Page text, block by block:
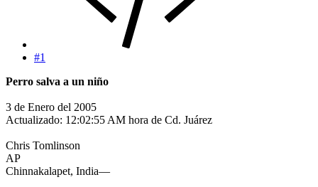
#1
Perro salva a un niño
3 de Enero del 2005
Actualizado: 12:02:55 AM hora de Cd. Juárez
Chris Tomlinson
AP
Chinnakalapet, India—